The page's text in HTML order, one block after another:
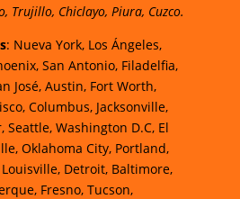
, Trujillo, Chiclayo, Piura, Cuzco.
: Nueva York, Los Ángeles,
San Antonio, Filadelfia,
José, Austin, Fort Worth,
Columbus, Jacksonville,
Washington D.C, El
Oklahoma City, Portland,
Detroit, Baltimore,
Fresno, Tucson,